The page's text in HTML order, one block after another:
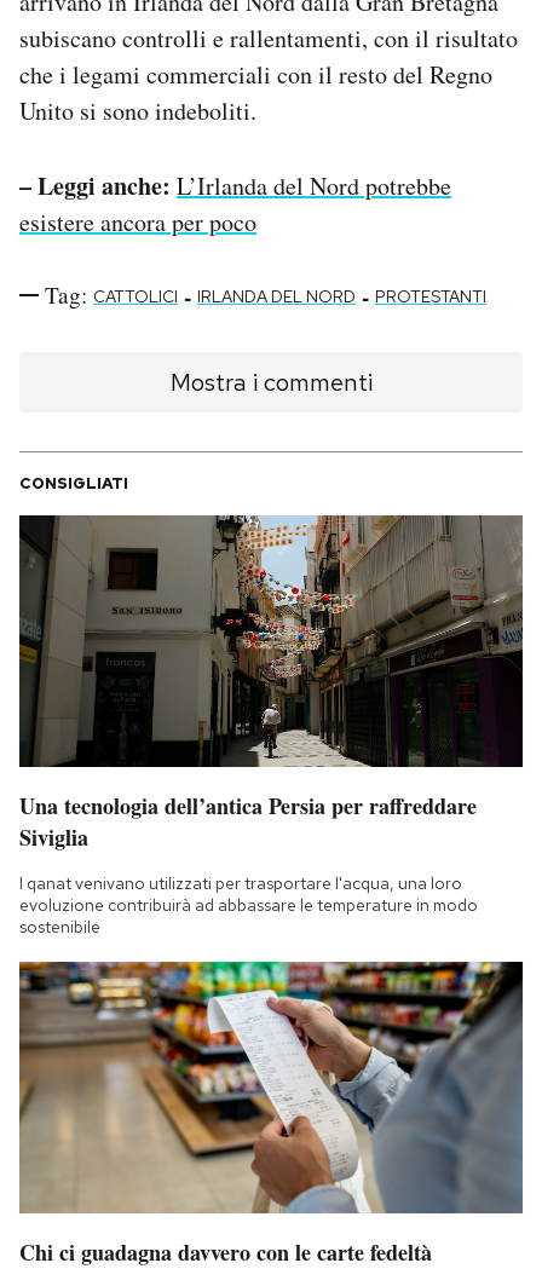
subiscano controlli e rallentamenti, con il risultato
che i legami commerciali con il resto del Regno
Unito si sono indeboliti.
– Leggi anche: L’Irlanda del Nord potrebbe
esistere ancora per poco
Tag: CATTOLICI - IRLANDA DEL NORD - PROTESTANTI
Mostra i commenti
CONSIGLIATI
Una tecnologia dell’antica Persia per raffreddare
Siviglia
I qanat venivano utilizzati per trasportare l'acqua, una loro
evoluzione contribuirà ad abbassare le temperature in modo
sostenibile
Chi ci guadagna davvero con le carte fedeltà